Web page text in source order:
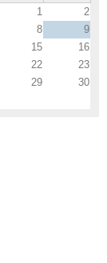
1
2
8
9
15
16
22
23
29
30